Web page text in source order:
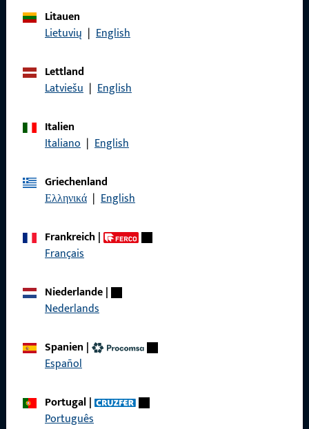
Litauen
Lietuvių | English
Lettland
Latviešu | English
Italien
Italiano | English
Griechenland
Ελληνικά | English
Frankreich|
Français
Niederlande|
Nederlands
Spanien |
Español
Portugal|
Português
Allgemeines
Datenschutz
Schnelleinstieg
Kontakt